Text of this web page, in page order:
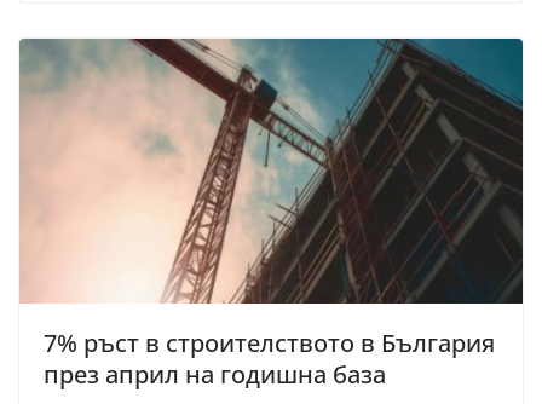
7% ръст в строителството в България
през април на годишна база